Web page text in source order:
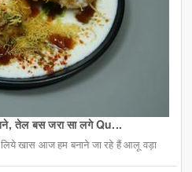
तेल बस जरा सा लगे Qu...
लिये खास आज हम बनाने जा रहे हैं आलू वड़ा